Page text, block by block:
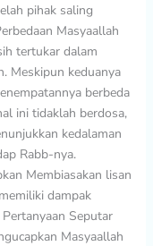
pihak saling
Masyaallah
tertukar dalam
Meskipun keduanya
berbeda
ini tidaklah berdosa,
kedalaman
Rabb-nya.
Membiasakan lisan
dampak
Seputar
Masyaallah